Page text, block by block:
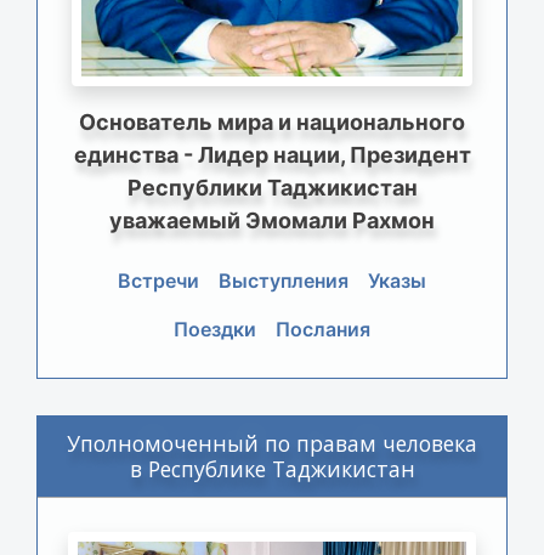
Основатель мира и национального
единства - Лидер нации, Президент
Республики Таджикистан
уважаемый Эмомали Рахмон
Встречи Выступления
Указы
Поездки
Послания
Уполномоченный по правам человека
в Республике Таджикистан